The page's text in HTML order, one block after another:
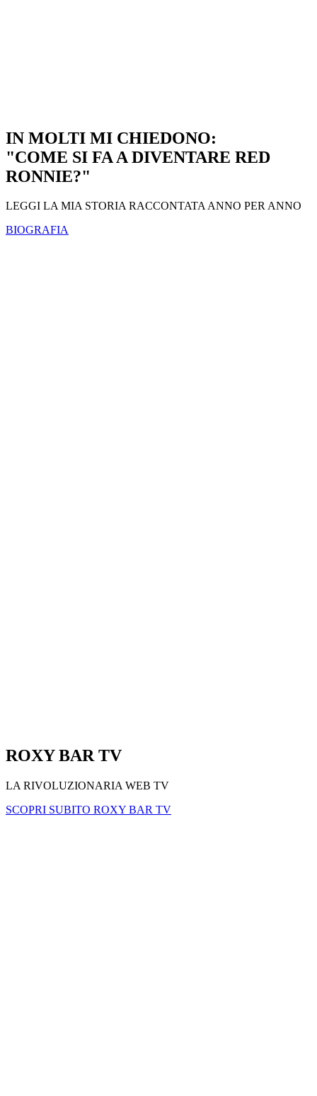
IN MOLTI MI CHIEDONO:
"COME SI FA A DIVENTARE RED
RONNIE?"
LEGGI LA MIA STORIA RACCONTATA ANNO PER ANNO
BIOGRAFIA
ROXY BAR TV
LA RIVOLUZIONARIA WEB TV
SCOPRI SUBITO ROXY BAR TV